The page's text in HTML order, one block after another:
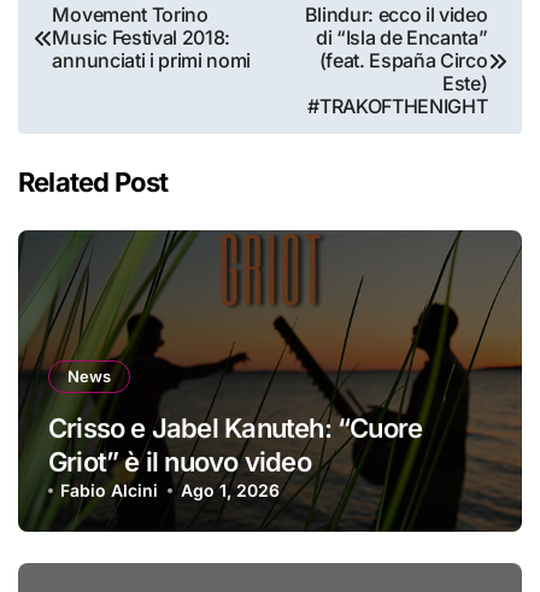
Navigazione
articoli
Movement Torino
Music Festival 2018:
annunciati i primi nomi
Blindur: ecco il video
di “Isla de Encanta”
(feat. España Circo
Este)
#TRAKOFTHENIGHT
Related Post
News
Crisso e Jabel Kanuteh: “Cuore
Griot” è il nuovo video
Fabio Alcini Ago 1, 2026